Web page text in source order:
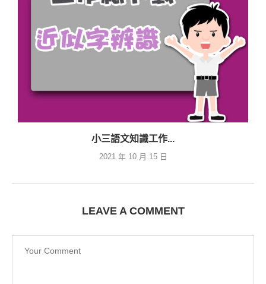
小三語文知識工作...
2021 年 10 月 15 日
LEAVE A COMMENT